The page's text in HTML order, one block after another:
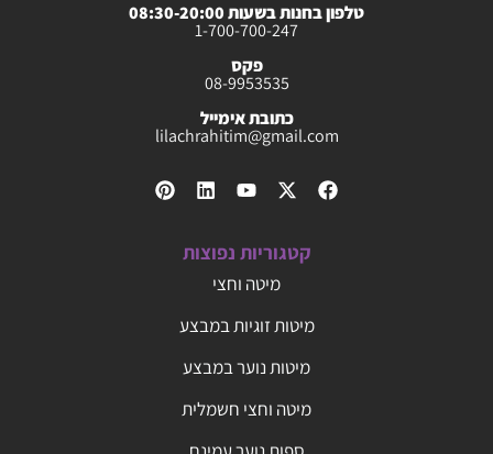
טלפון בחנות בשעות 08:30-20:00
1-700-700-247
פקס
08-9953535
כתובת אימייל
lilachrahitim@gmail.com
קטגוריות נפוצות
מיטה וחצי
מיטות זוגיות במבצע
מיטות נוער במבצע
מיטה וחצי חשמלית